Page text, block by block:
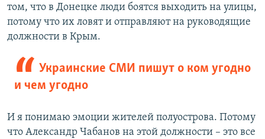
том, что в Донецке люди боятся выходить на улицы,
потому что их ловят и отправляют на руководящие
должности в Крым.
Украинские СМИ пишут о ком угодно
и чем угодно
И я понимаю эмоции жителей полуострова. Потому
что Александр Чабанов на этой должности – это все